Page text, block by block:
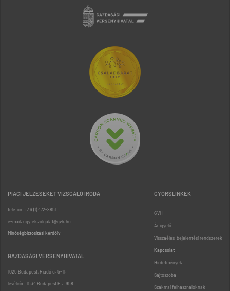
PIACI JELZÉSEKET VIZSGÁLÓ IRODA
telefon: +36 (1) 472-8851
e-mail: ugyfelszolgalat@gvh.hu
Minőségbiztosítási kérdőív
GAZDASÁGI VERSENYHIVATAL
1026 Budapest, Riadó u. 5-11.
levélcím: 1534 Budapest Pf.: 958
GYORSLINKEK
GVH
Árfigyelő
Visszaélés-bejelentési rendszerek
Kapcsolat
Hirdetmények
Sajtószoba
Szakmai felhasználóknak